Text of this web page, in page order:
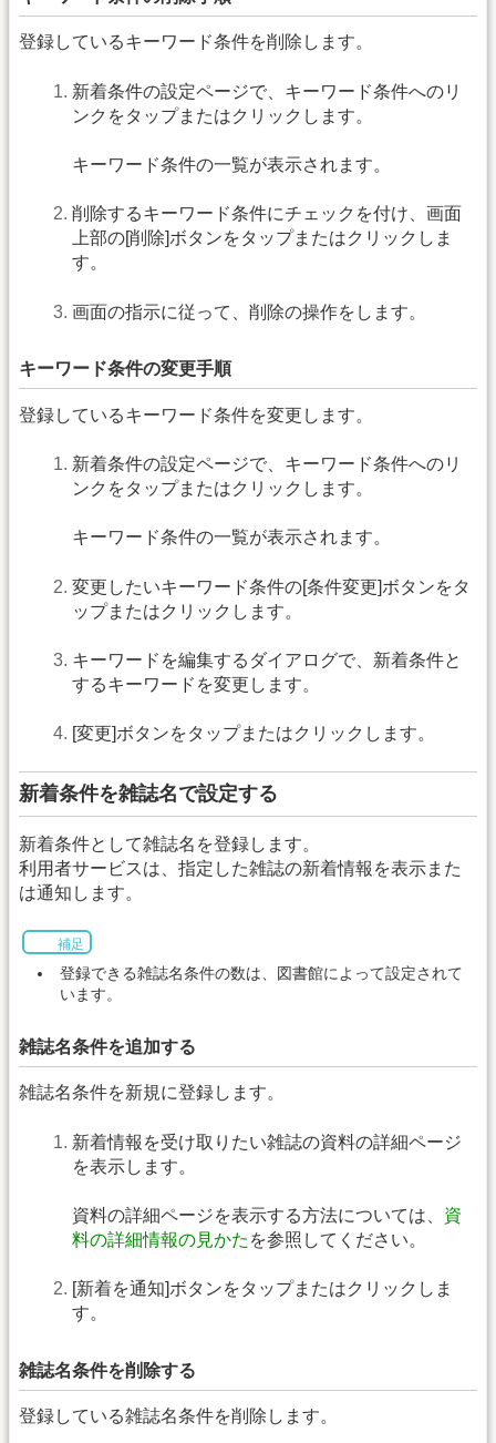
登録しているキーワード条件を削除します。
新着条件の設定ページで、キーワード条件へのリ
ンクをタップまたはクリックします。
キーワード条件の一覧が表示されます。
削除するキーワード条件にチェックを付け、画面
上部の[削除]ボタンをタップまたはクリックしま
す。
画面の指示に従って、削除の操作をします。
キーワード条件の変更手順
登録しているキーワード条件を変更します。
新着条件の設定ページで、キーワード条件へのリ
ンクをタップまたはクリックします。
キーワード条件の一覧が表示されます。
変更したいキーワード条件の[条件変更]ボタンをタ
ップまたはクリックします。
キーワードを編集するダイアログで、新着条件と
するキーワードを変更します。
[変更]ボタンをタップまたはクリックします。
新着条件を雑誌名で設定する
新着条件として雑誌名を登録します。
利用者サービスは、指定した雑誌の新着情報を表示また
は通知します。
補足
登録できる雑誌名条件の数は、図書館によって設定されて
います。
雑誌名条件を追加する
雑誌名条件を新規に登録します。
新着情報を受け取りたい雑誌の資料の詳細ページ
を表示します。
資料の詳細ページを表示する方法については、 資
料の詳細情報の見かた を参照してください。
[新着を通知]ボタンをタップまたはクリックしま
す。
雑誌名条件を削除する
登録している雑誌名条件を削除します。